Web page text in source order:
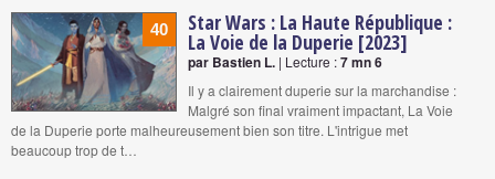
40 Star Wars : La Haute République :
La Voie de la Duperie [2023]
par Bastien L. | Lecture :7 mn 6
Il y a clairement duperie sur la marchandise :
Malgré son final vraiment impactant, La Voie
de la Duperie porte malheureusement bien son titre. L'intrigue met
beaucoup trop de t…